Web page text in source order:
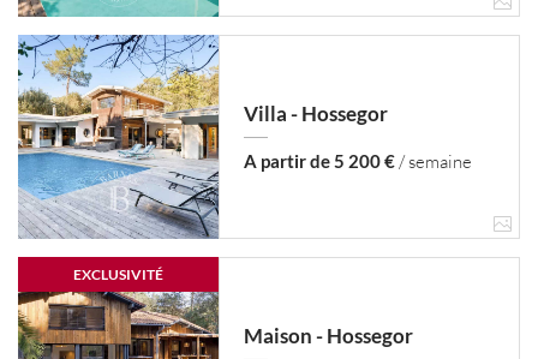
Villa - Hossegor
A partir de 5 200 €/ semaine
EXCLUSIVITÉ
Maison - Hossegor